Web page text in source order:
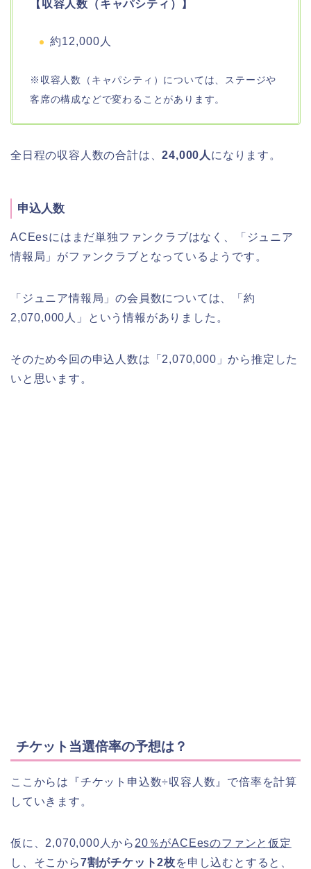
【収容人数（キャパシティ）】
約12,000人
※収容人数（キャパシティ）については、ステージや
客席の構成などで変わることがあります。
全日程の収容人数の合計は、24,000人 になります。
申込人数
ACEesにはまだ単独ファンクラブはなく、「ジュニア
情報局」がファンクラブとなっているようです。
「ジュニア情報局」の会員数については、「約
2,070,000人」という情報がありました。
そのため今回の申込人数は「2,070,000」から推定した
いと思います。
チケット当選倍率の予想は？
ここからは『チケット申込数÷収容人数』で倍率を計算
していきます。
仮に、2,070,000人から 20％がACEesのファンと仮定
し、そこから7割がチケット2枚を申し込むとすると、